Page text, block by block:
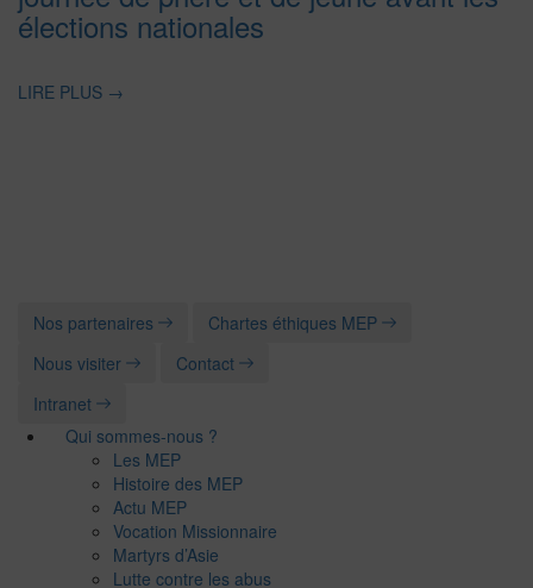
élections nationales
LIRE PLUS →
Nos partenaires
Chartes éthiques MEP
Nous visiter
Contact
Intranet
Qui sommes-nous ?
Les MEP
Histoire des MEP
Actu MEP
Vocation Missionnaire
Martyrs d’Asie
Lutte contre les abus